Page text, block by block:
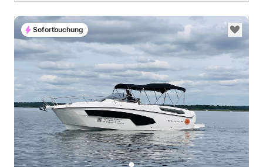
Sofortbuchung